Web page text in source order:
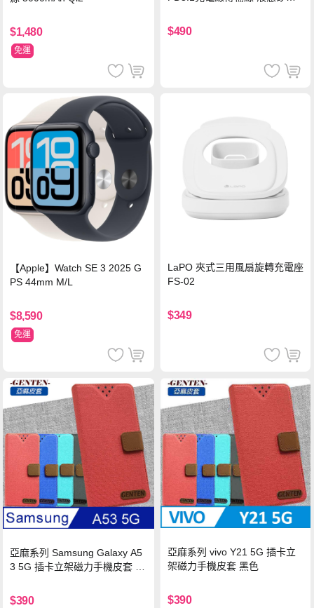
$1,480
免運
機/平板/筆電
$490
【Apple】Watch SE 3 2025 G
PS 44mm M/L
$8,590
免運
LaPO 夾式三用風扇旋轉充電座
FS-02
$349
亞麻系列 Samsung Galaxy A5
3 5G 插卡立架磁力手機皮套 藍
$390
亞麻系列 vivo Y21 5G 插卡立
架磁力手機皮套 黑色
$390